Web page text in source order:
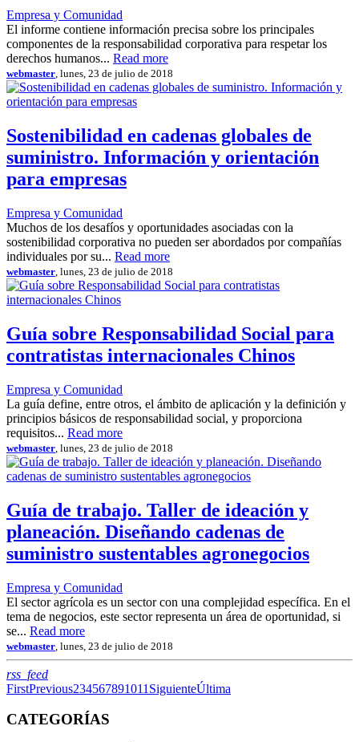
Empresa y Comunidad
El informe contiene información precisa sobre los principales
componentes de la responsabilidad corporativa para respetar los
derechos humanos... Read more
webmaster, lunes, 23 de julio de 2018
Sostenibilidad en cadenas globales de
suministro. Información y orientación
para empresas
Empresa y Comunidad
Muchos de los desafíos y oportunidades asociadas con la
sostenibilidad corporativa no pueden ser abordados por compañías
individuales por su... Read more
webmaster , lunes, 23 de julio de 2018
Guía sobre Responsabilidad Social para
contratistas internacionales Chinos
Empresa y Comunidad
La guía define, entre otros, el ámbito de aplicación y la definición y
principios básicos de responsabilidad social, y proporciona
requisitos... Read more
webmaster , lunes, 23 de julio de 2018
Guía de trabajo. Taller de ideación y
planeación. Diseñando cadenas de
suministro sustentables agronegocios
Empresa y Comunidad
El sector agrícola es un sector con una complejidad específica. En el
tema de negocios, este sector representa un área de oportunidad, si
se... Read more
webmaster , lunes, 23 de julio de 2018
rss_feedRSS
FirstPrevious234567891011 SiguienteÚltima
CATEGORÍAS